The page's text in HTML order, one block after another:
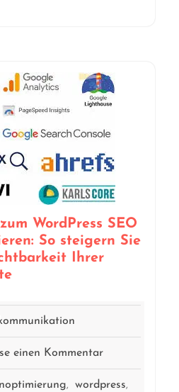
WordPress SEO
So steigern Sie
Ihrer
einen Kommentar
, wordpress,